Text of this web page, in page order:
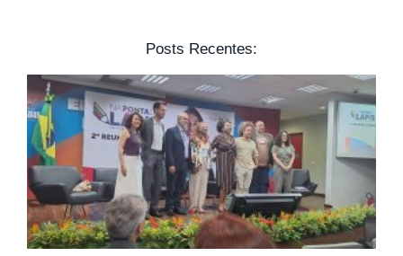
Posts Recentes: